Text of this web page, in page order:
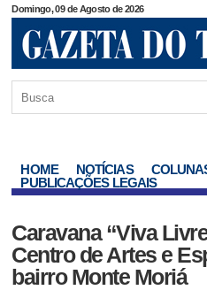
Domingo, 09 de Agosto de 2026
HOME NOTÍCIAS
PUBLICAÇÕES LEGAIS
Caravana “Viva
Centro de Artes e
bairro Monte Moriá